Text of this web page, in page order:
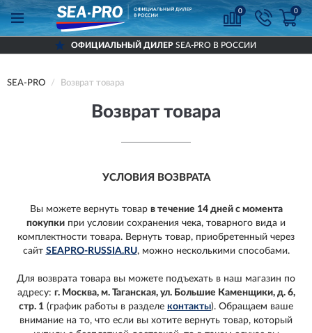
0 0
ОФИЦИАЛЬНЫЙ ДИЛЕРSEA-PRO В РОССИИ
SEA-PRO Возврат товара
Возврат товара
УСЛОВИЯ ВОЗВРАТА
Вы можете вернуть товар в течение 14 дней с момента
покупки при условии сохранения чека, товарного вида и
комплектности товара. Вернуть товар, приобретенный через
сайт SEAPRO-RUSSIA.RU, можно несколькими способами.
Для возврата товара вы можете подъехать в наш магазин по
адресу: г. Москва, м. Таганская, ул. Большие Каменщики, д. 6,
стр. 1 (график работы в разделе контакты). Обращаем ваше
внимание на то, что если вы хотите вернуть товар, который